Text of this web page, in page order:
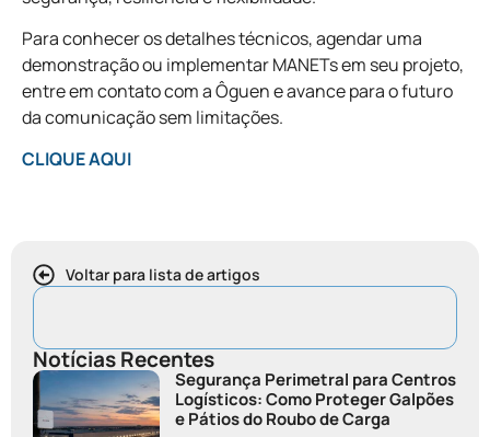
Voltar para lista de artigos
Notícias Recentes
Segurança Perimetral para Centros
Logísticos: Como Proteger Galpões
e Pátios do Roubo de Carga
Para conhecer os detalhes técnicos, agendar uma
demonstração ou implementar MANETs em seu projeto,
entre em contato com a Ôguen e avance para o futuro
da comunicação sem limitações.
CLIQUE AQUI